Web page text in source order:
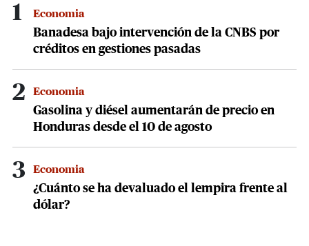
1 Economia
Banadesa bajo intervención de la CNBS por
créditos en gestiones pasadas
2 Economia
Gasolina y diésel aumentarán de precio en
Honduras desde el 10 de agosto
3 Economia
¿Cuánto se ha devaluado el lempira frente al
dólar?